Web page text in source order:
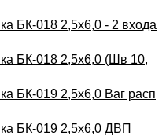
БК-018 2,5х6,0 - 2 входа
БК-018 2,5х6,0 (Шв 10,
БК-019 2,5х6,0 Ваг расп
БК-019 2,5х6,0 ДВП